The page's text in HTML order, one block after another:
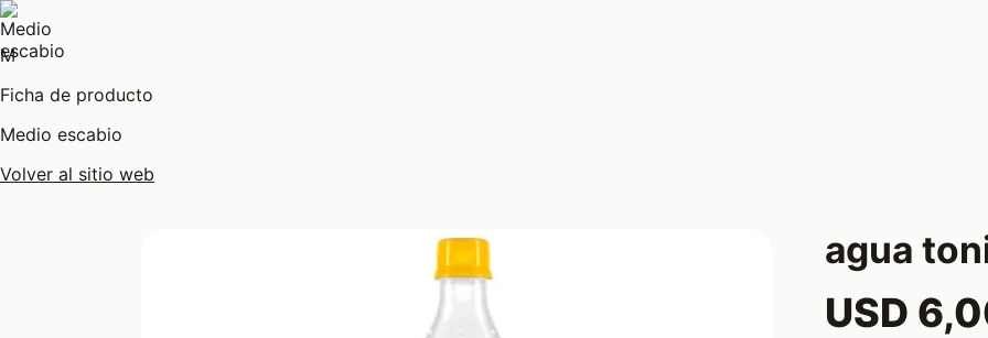
M
Ficha de producto
Medio escabio
Volver al sitio web
agua
USD